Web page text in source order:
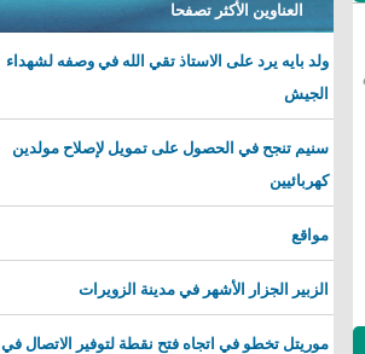
العناوين الأكثر تصفحا
ولد بايه يرد على الاستاذ تقي الله في وصفه لشهداء
الجيش
سنيم تنجح في الحصول على تمويل لإصلاح مولدين
كهربائيين
مواقع
الزبير الجزار الأشهر في مدينة الزويرات
موريتل تخطو في اتجاه فتح نقطة لتوفير الاتصال في